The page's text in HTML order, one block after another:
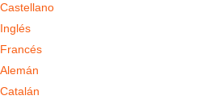
Castellano
Inglés
Francés
Alemán
Catalán